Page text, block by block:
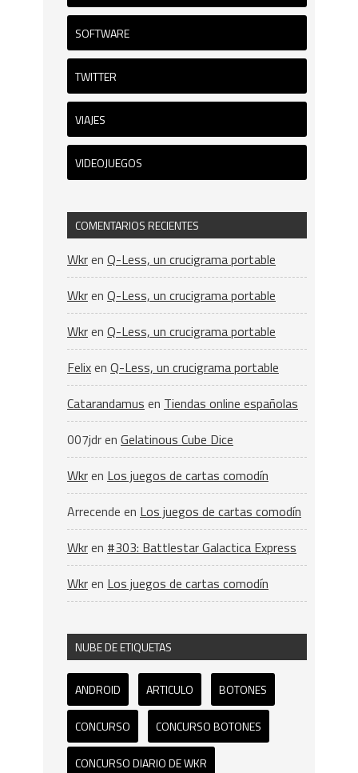
SOFTWARE
TWITTER
VIAJES
VIDEOJUEGOS
COMENTARIOS RECIENTES
Wkren Q-Less, un crucigrama portable
Wkren Q-Less, un crucigrama portable
Wkren Q-Less, un crucigrama portable
Felixen Q-Less, un crucigrama portable
Catarandamus en Tiendas online españolas
007jdren Gelatinous Cube Dice
Wkren Los juegos de cartas comodín
Arrecende en Los juegos de cartas comodín
Wkren #303: Battlestar Galactica Express
Wkren Los juegos de cartas comodín
NUBE DE ETIQUETAS
ANDROID ARTICULO BOTONES
CONCURSO CONCURSO BOTONES
CONCURSO DIARIO DE WKR